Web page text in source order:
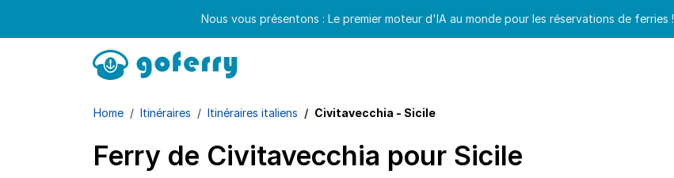
Nous vous présentons : Le premier moteur d'IA au monde pour les réservations de ferries !
Home Itinéraires Itinéraires italiens Civitavecchia - Sicile
Ferry de Civitavecchia pour Sicile